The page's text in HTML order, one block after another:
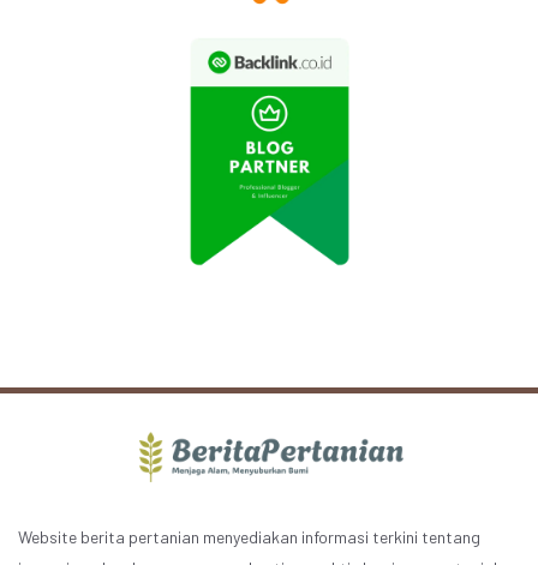
Website berita pertanian menyediakan informasi terkini tentang